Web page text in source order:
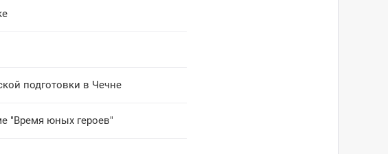
подготовки в Чечне
"Время юных героев"